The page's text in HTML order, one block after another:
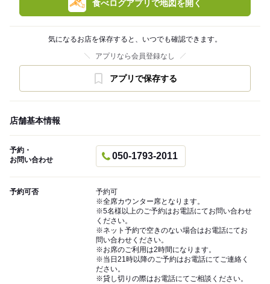
食べログアプリで地図を開く
気になるお店を保存すると、いつでも確認できます。
アプリなら会員登録なし
アプリで保存する
店舗基本情報
予約・
お問い合わせ
050-1793-2011
予約可否
予約可
※全席カウンター席となります。
※5名様以上のご予約はお電話にてお問い合わせ
ください。
※ネット予約で空きのない場合はお電話にてお
問い合わせください。
※お席のご利用は2時間になります。
※当日21時以降のご予約はお電話にてご連絡く
ださい。
※貸し切りの際はお電話にてご相談ください。